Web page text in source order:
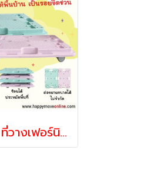
ฐานวางของ ที่วางเฟอร์นิเจอร์ ฐานติดล้อ ฐานวางพัดลม ฐานวางเครื่องฟอกอากาศ ฐานวางลำโพง ฐานวางเครื่องเสียง ฐานวางเครื่องปริ้น ดอลลี่ รถเข็น4ล้อไม่มีแฮนด์ ต่อขยายได้HappyMove